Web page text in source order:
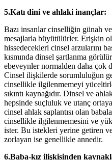
5.Katı dini ve ahlaki inançlar:
Bazı insanlar cinselliğin günah
mesajlarla büyütülürler. Erişkin
hissedecekleri cinsel arzularını
kısmında dinsel şartlanma
ebeveynler normalden daha çok
Cinsel ilişkilerde sorumluluğun
cinsellikle ilgilenmemeyi
sıkıntı kaynağıdır. Dinsel ve
hepsinde suçluluk ve utanç
cinsel ahlak saplantısı olan
cinsellikle ilgilenmemesini ve
ister. Bu istekleri yerine getiren
zorlayan ise genellikle annedir.
6.Baba-kız ilişkisinden